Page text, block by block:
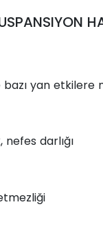
yan etkilere
darlığı